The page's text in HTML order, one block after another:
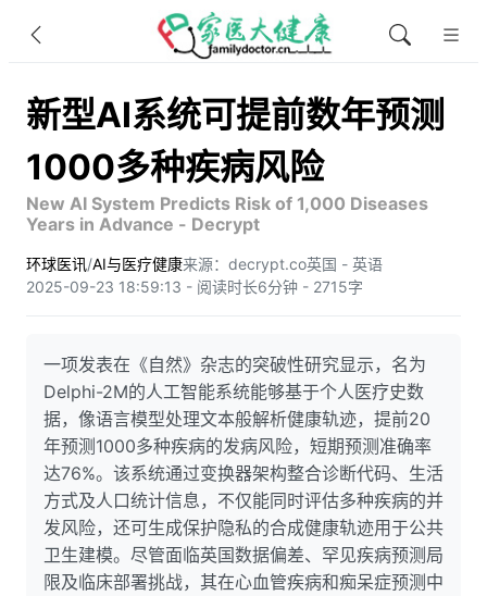
新型AI系统可提前数年预测
1000多种疾病风险
New AI System Predicts Risk of 1,000 Diseases
Years in Advance - Decrypt
环球医讯/AI与医疗健康来源：decrypt.co英国 - 英语
2025-09-23 18:59:13 - 阅读时长6分钟 - 2715字
一项发表在《自然》杂志的突破性研究显示，名为
Delphi-2M的人工智能系统能够基于个人医疗史数
据，像语言模型处理文本般解析健康轨迹，提前20
年预测1000多种疾病的发病风险，短期预测准确率
达76%。该系统通过变换器架构整合诊断代码、生活
方式及人口统计信息，不仅能同时评估多种疾病的并
发风险，还可生成保护隐私的合成健康轨迹用于公共
卫生建模。尽管面临英国数据偏差、罕见疾病预测局
限及临床部署挑战，其在心血管疾病和痴呆症预测中